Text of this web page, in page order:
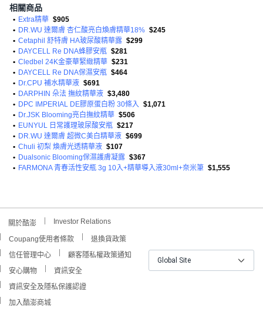
相關商品
• Extra精華 $905
• DR.WU 達爾膚 杏仁酸亮白煥膚精華18% $245
• Cetaphil 舒特膚 HA玻尿酸精華露 $299
• DAYCELL Re DNA蜂膠安瓶 $281
• Cledbel 24K金豪華緊緻精華 $231
• DAYCELL Re DNA保濕安瓶 $464
• Dr.CPU 補水精華液 $691
• DARPHIN 朵法 撫紋精華液 $3,480
• DPC IMPERIAL DE膠原蛋白粉 30條入 $1,071
• Dr.JSK Blooming亮白撫紋精華 $506
• EUNYUL 日常護理玻尿酸安瓶 $217
• DR.WU 達爾膚 超微C美白精華液 $699
• Chuli 初梨 煥膚光透精華液 $107
• Dualsonic Blooming保濕護膚凝露 $367
• FARMONA 青春活性安瓶 3g 10入+精華導入液30ml+奈米筆 $1,555
關於酷澎 Investor Relations
Coupang使用者條款
退換貨政策
信任管理中心
顧客隱私權政策通知
安心購物
資訊安全
資訊安全及隱私保護認證
加入酷澎商城
Global Site